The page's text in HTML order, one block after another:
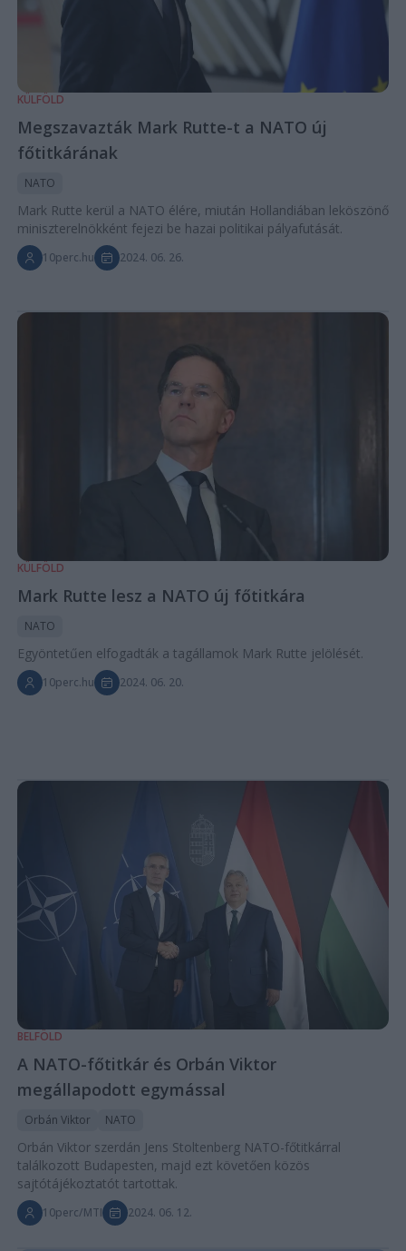
KÜLFÖLD
Megszavazták Mark Rutte-t a NATO új
főtitkárának
NATO
Mark Rutte kerül a NATO élére, miután Hollandiában leköszönő
miniszterelnökként fejezi be hazai politikai pályafutását.
10perc.hu 2024. 06. 26.
KÜLFÖLD
Mark Rutte lesz a NATO új főtitkára
NATO
Egyöntetűen elfogadták a tagállamok Mark Rutte jelölését.
10perc.hu 2024. 06. 20.
BELFÖLD
A NATO-főtitkár és Orbán Viktor
megállapodott egymással
Orbán Viktor NATO
Orbán Viktor szerdán Jens Stoltenberg NATO-főtitkárral
találkozott Budapesten, majd ezt követően közös
sajtótájékoztatót tartottak.
10perc/MTI 2024. 06. 12.